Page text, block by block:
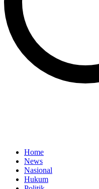
Home
News
Nasional
Hukum